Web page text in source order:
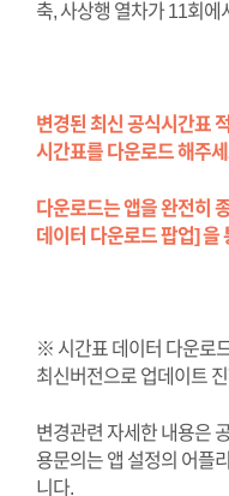
축, 사상행 열차가 11회에
변경된 최신 공식시간표
시간표를 다운로드 해주
다운로드는 앱을 완전히
데이터 다운로드 팝업] 을
※ 시간표 데이터 다운로
최신버전으로 업데이트
변경관련 자세한 내용은
용문의는 앱 설정의 어플
니다.